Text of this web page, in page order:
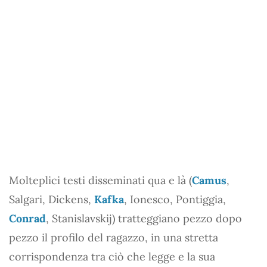
Molteplici testi disseminati qua e là (Camus,
Salgari, Dickens, Kafka, Ionesco, Pontiggia,
Conrad, Stanislavskij) tratteggiano pezzo dopo
pezzo il profilo del ragazzo, in una stretta
corrispondenza tra ciò che legge e la sua